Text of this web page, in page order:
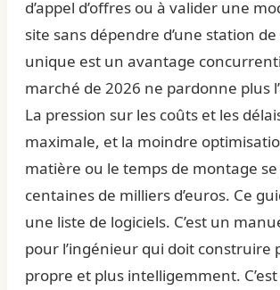
d’appel d’offres ou à valider une
site sans dépendre d’une station
unique est un avantage
marché de 2026 ne pardonne plus
La pression sur les coûts et les
maximale, et la moindre
matière ou le temps de montage
centaines de milliers d’euros. Ce
une liste de logiciels. C’est un
pour l’ingénieur qui doit construire
propre et plus intelligemment.